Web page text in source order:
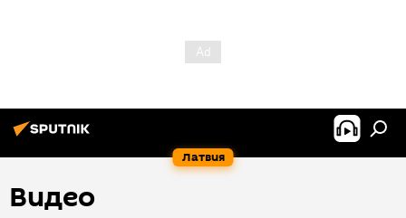
Латвия
Видео